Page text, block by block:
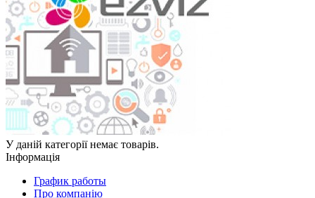
У даній категорії немає товарів.
Інформація
График работы
Про компанію